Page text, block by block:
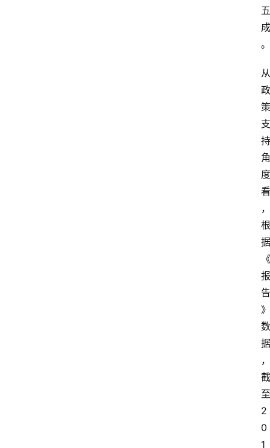
五
成
。
从
政
策
支
持
角
度
看
，
根
据
《
报
告
》
数
据
，
截
至
2
0
1